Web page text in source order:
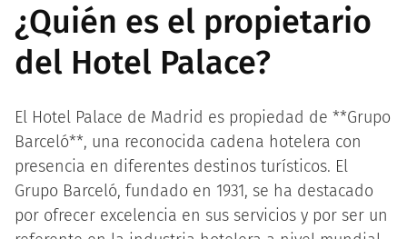
¿Quién es el propietario
del Hotel Palace?
El Hotel Palace de Madrid es propiedad de **Grupo
Barceló**, una reconocida cadena hotelera con
presencia en diferentes destinos turísticos. El
Grupo Barceló, fundado en 1931, se ha destacado
por ofrecer excelencia en sus servicios y por ser un